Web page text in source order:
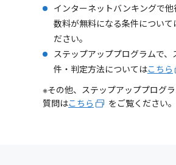
インターネットバンキングで
数料が無料になる条件について
ださい。
ステップアッププログラムで
件・判定方法についてはこちら
※その他、ステップアッププログ
質問はこちら をご覧ください。